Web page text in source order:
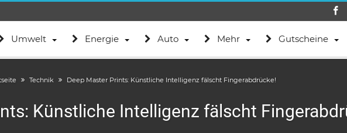
Umwelt Energie Auto Mehr Gutscheine
Technik Deep Master Prints: Künstliche Intelligenz fälscht Fingerabdrücke!
Künstliche Intelligenz fälscht